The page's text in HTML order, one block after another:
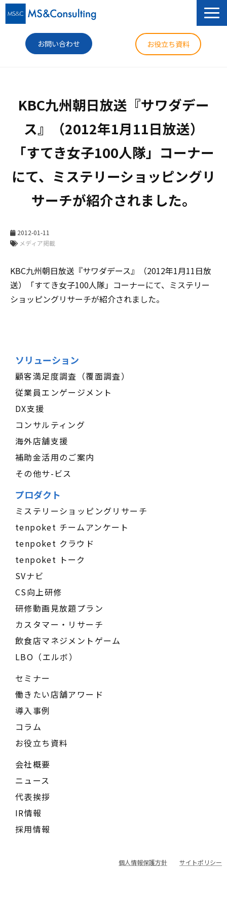
お問い合わせ お役立ち資料
セミナー
導入事例
コラム
ニュース
企業情報
KBC九州朝日放送『サワダデー
ス』（2012年1月11日放送）
「すてき女子100人隊」コーナー
にて、ミステリーショッピングリ
サーチが紹介されました。
2012-01-11
メディア掲載
KBC九州朝日放送『サワダデース』（2012年1月11日放
送）「すてき女子100人隊」コーナーにて、ミステリー
ショッピングリサーチが紹介されました。
ソリューション
顧客満足度調査（覆面調査）
従業員エンゲージメント
DX支援
コンサルティング
海外店舗支援
補助金活用のご案内
その他サ-ビス
プロダクト
ミステリーショッピングリサーチ
tenpoket チームアンケート
tenpoket クラウド
tenpoket トーク
SVナビ
CS向上研修
研修動画見放題プラン
カスタマー・リサーチ
飲食店マネジメントゲーム
LBO（エルボ）
セミナー
働きたい店舗アワード
導入事例
コラム
お役立ち資料
会社概要
ニュース
代表挨拶
IR情報
採用情報
個人情報保護方針 サイトポリシー